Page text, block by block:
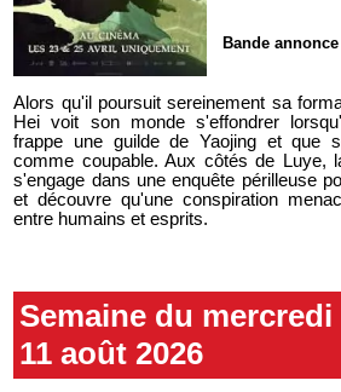
Bande annonce
Alors qu'il poursuit sereinement sa
Hei voit son monde s'effondrer
frappe une guilde de Yaojing et que
comme coupable. Aux côtés de Luye,
s'engage dans une enquête périlleuse
et découvre qu'une conspiration
entre humains et esprits.
Semaine du mercredi
11 août 2026